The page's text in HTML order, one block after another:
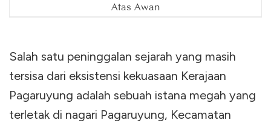
Atas Awan
Salah satu peninggalan sejarah yang masih
tersisa dari eksistensi kekuasaan Kerajaan
Pagaruyung adalah sebuah istana megah yang
terletak di nagari Pagaruyung, Kecamatan